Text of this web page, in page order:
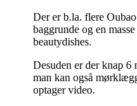
Der er b.la. flere
baggrunde og en
beautydishes.
Desuden er der knap
man kan også
optager video.